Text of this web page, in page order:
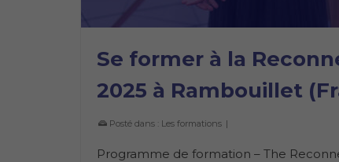
Se former à la
2025 à Rambouillet
Posté dans : Les formations |
Programme de formation – The